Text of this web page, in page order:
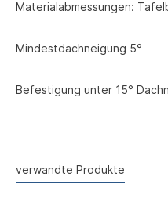
Materialabmessungen:
Mindestdachneigung 5°
Befestigung unter 15°
verwandte Produkte